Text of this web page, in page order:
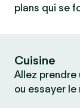
plans qui se
Cuisine
Allez prendre
ou essayer